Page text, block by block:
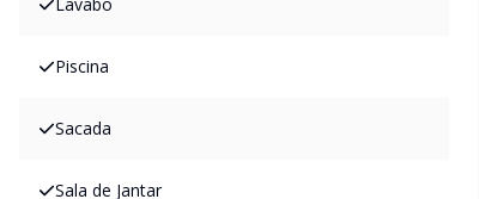
Piscina
Sacada
Sala de Jantar